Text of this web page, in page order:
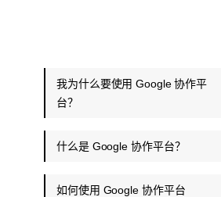
我为什么要使用 Google 协作平
台？
什么是 Google 协作平台？
如何使用 Google 协作平台